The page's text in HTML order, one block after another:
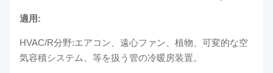
適用:
HVAC/R分野:エアコン、遠心ファン、植物、可変的な空
気容積システム、等を扱う管の冷暖房装置。